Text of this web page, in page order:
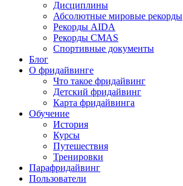
Дисциплины
Абсолютные мировые рекорды
Рекорды AIDA
Рекорды CMAS
Спортивные документы
Блог
О фридайвинге
Что такое фридайвинг
Детский фридайвинг
Карта фридайвинга
Обучение
История
Курсы
Путешествия
Тренировки
Парафридайвинг
Пользователи